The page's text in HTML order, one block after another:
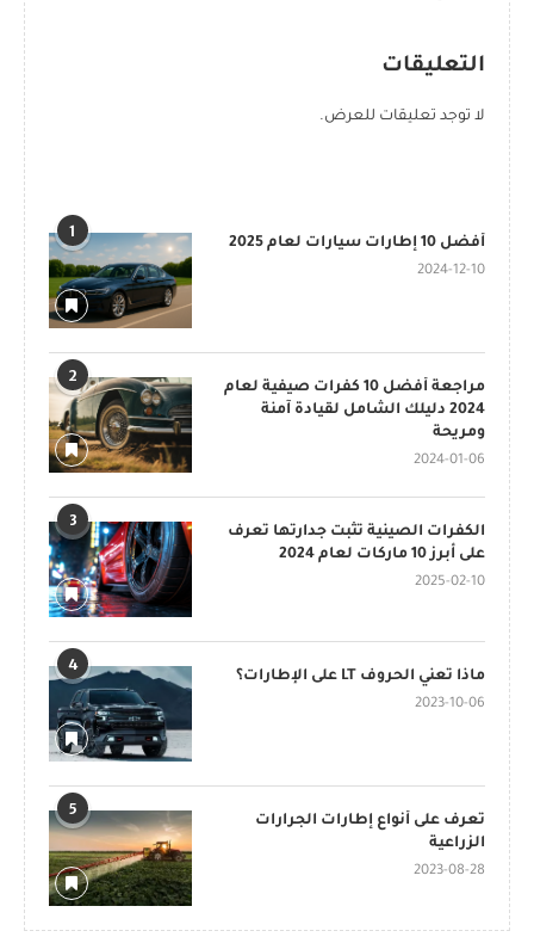
التعليقات
لا توجد تعليقات للعرض.
1
أفضل 10 إطارات سيارات لعام 2025
2024-12-10
2
مراجعة أفضل 10 كفرات صيفية لعام
2024 دليلك الشامل لقيادة آمنة
ومريحة
2024-01-06
3
الكفرات الصينية تثبت جدارتها تعرف
على أبرز 10 ماركات لعام 2024
2025-02-10
4
ماذا تعني الحروف LT على الإطارات؟
2023-10-06
5
تعرف على أنواع إطارات الجرارات
الزراعية
2023-08-28